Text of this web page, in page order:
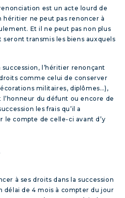
est un acte lourd de
héritier ne peut pas renoncer à
Et il ne peut pas non plus
transmis les biens auxquels
l’héritier renonçant
comme celui de conserver
militaires, diplômes…),
du défunt ou encore de
les frais qu’il a
le compte de celle-ci avant d’y
à ses droits dans la succession
délai de 4 mois à compter du jour